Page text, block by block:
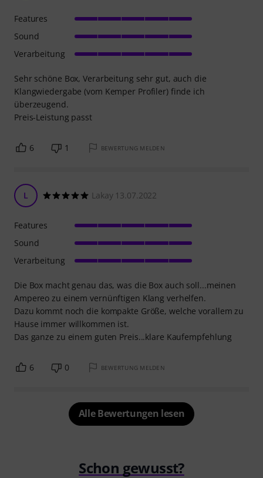
Sehr schöne Box, Verarbeitung sehr gut, auch die
Klangwiedergabe (vom Kemper Profiler) finde ich
überzeugend.
Preis-Leistung passt
Features
Sound
Verarbeitung
6 1 BEWERTUNG MELDEN
L Lakay 13.07.2022
Die Box macht genau das, was die Box auch soll...meinen
Ampereo zu einem vernünftigen Klang verhelfen.
Dazu kommt noch die kompakte Größe, welche vorallem zu
Hause immer willkommen ist.
Das ganze zu einem guten Preis...klare Kaufempfehlung
Features
Sound
Verarbeitung
6 0 BEWERTUNG MELDEN
Alle Bewertungen lesen
Schon gewusst?